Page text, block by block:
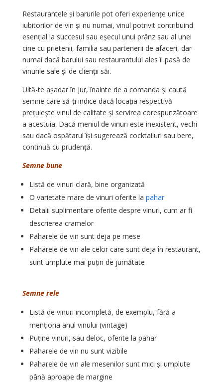
Restaurantele și barurile pot oferi experiențe unice
iubitorilor de vin și nu numai, vinul potrivit contribuind
esențial la succesul sau eșecul unui prânz sau al unei
cine cu prietenii, familia sau partenerii de afaceri, dar
numai dacă barului sau restaurantului ales îi pasă de
vinurile sale și de clienții săi.
Uită-te așadar în jur, înainte de a comanda și caută
semne care să-ți indice dacă locația respectivă
prețuiește vinul de calitate și servirea corespunzătoare
a acestuia. Dacă meniul de vinuri este inexistent, vechi
sau dacă ospătarul își sugerează cocktailuri sau bere,
continuă cu prudență.
Semne bune
Listă de vinuri clară, bine organizată
O varietate mare de vinuri oferite la pahar
Detalii suplimentare oferite despre vinuri, cum ar fi
descrierea cramelor
Paharele de vin sunt deja pe mese
Paharele de vin ale celor care sunt deja în restaurant,
sunt umplute mai puțin de jumătate
Semne rele
Listă de vinuri incompletă, de exemplu, fără a
menționa anul vinului (vintage)
Puține vinuri, sau deloc, oferite la pahar
Paharele de vin nu sunt vizibile
Paharele de vin ale mesenilor sunt mici și umplute
până aproape de margine